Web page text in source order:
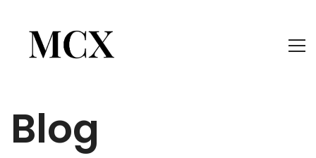
Blog